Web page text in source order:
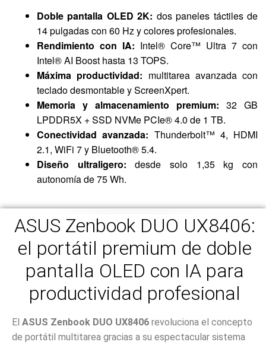
Doble pantalla OLED 2K: dos paneles táctiles de
14 pulgadas con 60 Hz y colores profesionales.
Rendimiento con IA: Intel® Core™ Ultra 7 con
Intel® AI Boost hasta 13 TOPS.
Máxima productividad: multitarea avanzada con
teclado desmontable y ScreenXpert.
Memoria y almacenamiento premium: 32 GB
LPDDR5X + SSD NVMe PCIe® 4.0 de 1 TB.
Conectividad avanzada: Thunderbolt™ 4, HDMI
2.1, WiFi 7 y Bluetooth® 5.4.
Diseño ultraligero: desde solo 1,35 kg con
autonomía de 75 Wh.
ASUS Zenbook DUO UX8406:
el portátil premium de doble
pantalla OLED con IA para
productividad profesional
El ASUS Zenbook DUO UX8406 revoluciona el concepto
de portátil multitarea gracias a su espectacular sistema